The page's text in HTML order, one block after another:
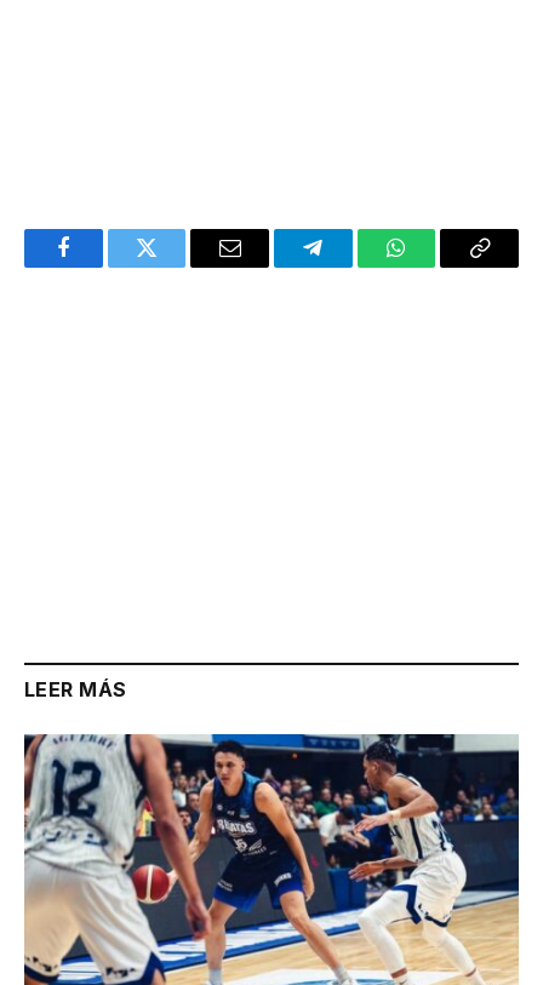
FacebookTwitter Email TelegramWhatsAppCopy
LEER MÁS